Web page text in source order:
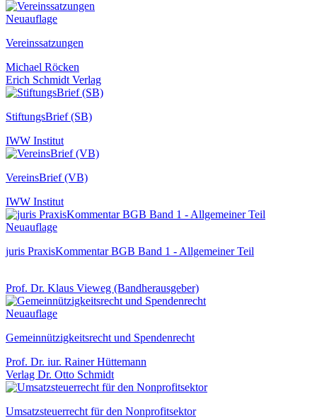
Neuauflage
Vereinssatzungen
Michael Röcken
Erich Schmidt Verlag
StiftungsBrief (SB)
IWW Institut
VereinsBrief (VB)
IWW Institut
Neuauflage
juris PraxisKommentar BGB Band 1 - Allgemeiner Teil
Prof. Dr. Klaus Vieweg (Bandherausgeber)
Neuauflage
Gemeinnützigkeitsrecht und Spendenrecht
Prof. Dr. iur. Rainer Hüttemann
Verlag Dr. Otto Schmidt
Umsatzsteuerrecht für den Nonprofitsektor